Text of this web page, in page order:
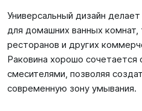
Универсальный дизайн
для домашних ванных комнат,
ресторанов и других
Раковина хорошо
смесителями, позволяя
современную зону умывания.